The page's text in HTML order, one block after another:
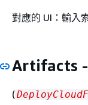
對應的 UI：輸入
Artifacts
(